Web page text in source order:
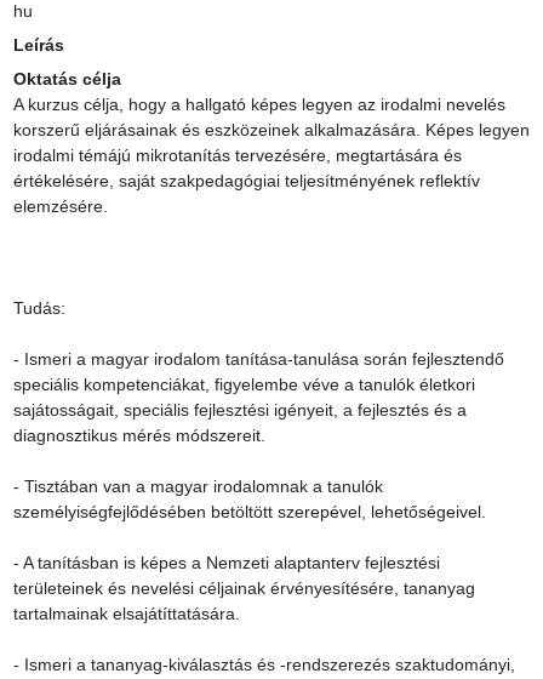
hu
Leírás
Oktatás célja
A kurzus célja, hogy a hallgató képes legyen az irodalmi nevelés
korszerű eljárásainak és eszközeinek alkalmazására. Képes legyen
irodalmi témájú mikrotanítás tervezésére, megtartására és
értékelésére, saját szakpedagógiai teljesítményének reflektív
elemzésére.
Tudás:
- Ismeri a magyar irodalom tanítása-tanulása során fejlesztendő
speciális kompetenciákat, figyelembe véve a tanulók életkori
sajátosságait, speciális fejlesztési igényeit, a fejlesztés és a
diagnosztikus mérés módszereit.
- Tisztában van a magyar irodalomnak a tanulók
személyiségfejlődésében betöltött szerepével, lehetőségeivel.
- A tanításban is képes a Nemzeti alaptanterv fejlesztési
területeinek és nevelési céljainak érvényesítésére, tananyag
tartalmainak elsajátíttatására.
- Ismeri a tananyag-kiválasztás és -rendszerezés szaktudományi,